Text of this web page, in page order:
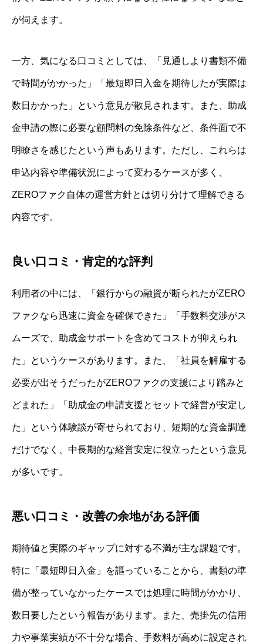
が伺えます。
一方、気になる口コミとしては、「見通しより書類不備
で時間がかかった」「最短即日入金を期待したが実際は
数日かかった」という意見が散見されます。また、助成
金申請の際に必要な顧問料の免除条件など、条件面で不
明瞭さを感じたという声もあります。ただし、これらは
申込内容や準備状況によって変わるケースが多く、
ZEROファク自体の運営方針とは切り分けて理解できる
内容です。
良い口コミ・肯定的な評判
利用者の中には、「銀行からの融資が断られたがZERO
ファクなら迅速に資金を確保できた」「手数料交渉がス
ムーズで、助成金サポートを含めてコストが抑えられ
た」というケースがあります。また、「社員を解雇する
必要が出そうだったがZEROファクの支援により踏みと
どまれた」「助成金の申請支援とセットで経営が安定し
た」という体験談が寄せられており、短期的な資金調達
だけでなく、中長期的な経営安定に役立ったという意見
が多いです。
悪い口コミ・改善の余地がある評価
期待値と実際のギャップに対する不満が主な課題です。
特に「最短即日入金」を謳っていることから、書類の準
備が整っていなかったケースでは処理に時間がかかり、
数日要したという報告があります。また、売掛先の信用
力や事業実績が不十分な場合、手数料が高めに設定され